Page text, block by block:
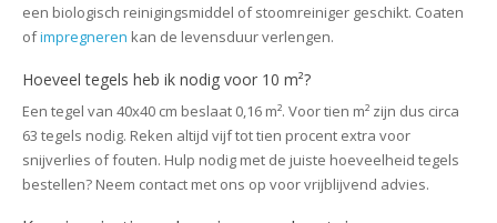
een biologisch reinigingsmiddel of stoomreiniger geschikt. Coaten
ofimpregneren kan de levensduur verlengen.
Hoeveel tegels heb ik nodig voor 10 m²?
Een tegel van 40x40 cm beslaat 0,16 m². Voor tien m² zijn dus circa
63 tegels nodig. Reken altijd vijf tot tien procent extra voor
snijverlies of fouten. Hulp nodig met de juiste hoeveelheid tegels
bestellen? Neem contact met ons op voor vrijblijvend advies.